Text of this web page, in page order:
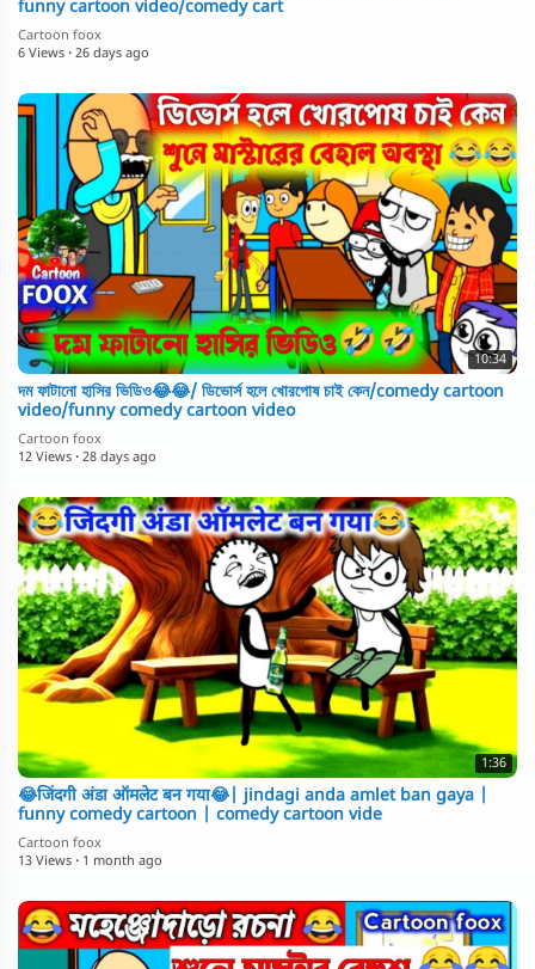
funny cartoon video/comedy cart
Cartoon foox
6 Views · 26 days ago
10:34
দম ফাটানো হাসির ভিডিও😂😂/ ডিভোর্স হলে খোরপোষ চাই কেন/comedy cartoon
video/funny comedy cartoon video
Cartoon foox
12 Views · 28 days ago
1:36
😂जिंदगी अंडा ऑमलेट बन गया😂| jindagi anda amlet ban gaya |
funny comedy cartoon | comedy cartoon vide
Cartoon foox
13 Views · 1 month ago